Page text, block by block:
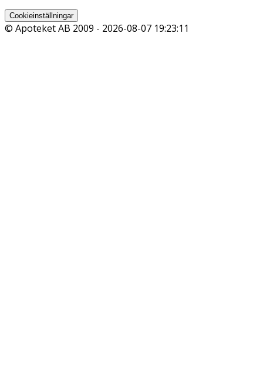
Cookieinställningar
© Apoteket AB 2009 - 2026-08-07 19:23:11